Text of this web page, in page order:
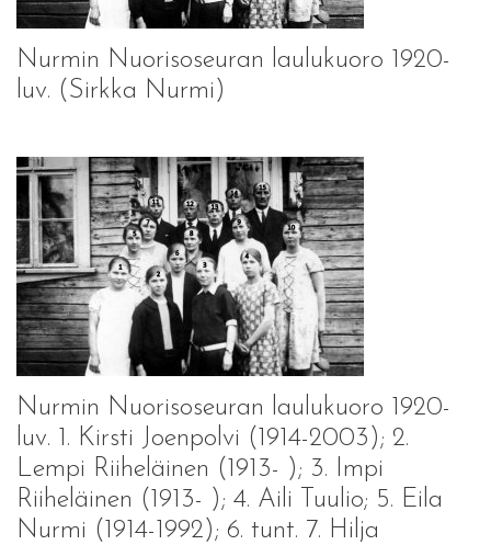
Nurmin Nuorisoseuran laulukuoro 1920-
luv. (Sirkka Nurmi)
Nurmin Nuorisoseuran laulukuoro 1920-
luv. 1. Kirsti Joenpolvi (1914-2003); 2.
Lempi Riiheläinen (1913- ); 3. Impi
Riiheläinen (1913- ); 4. Aili Tuulio; 5. Eila
Nurmi (1914-1992); 6. tunt. 7. Hilja